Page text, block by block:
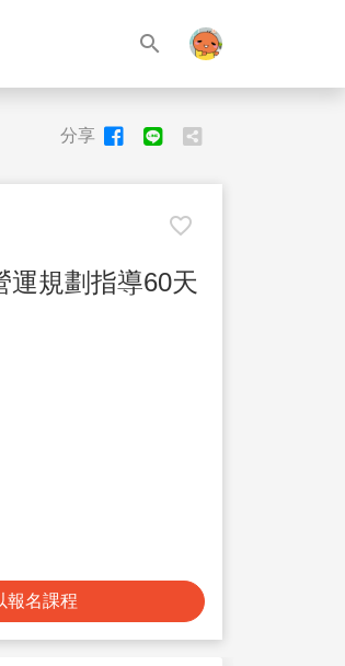
search
分享
favorite_border
運規劃指導60天
報名課程